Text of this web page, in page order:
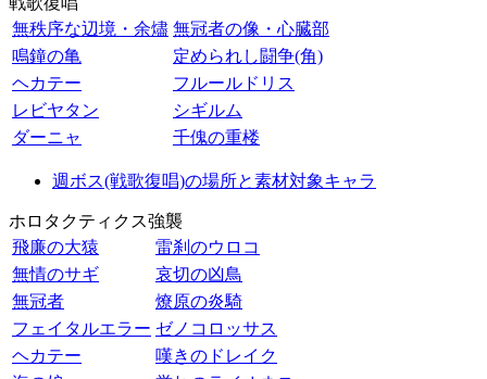
無秩序な辺境・余燼 無冠者の像・心臓部
鳴鐘の亀
定められし闘争(角)
ヘカテー
フルールドリス
レビヤタン
シギルム
ダーニャ
千傀の重楼
週ボス(戦歌復唱)の場所と素材対象キャラ
ホロタクティクス強襲
飛廉の大猿
雷刹のウロコ
無情のサギ
哀切の凶鳥
無冠者
燎原の炎騎
フェイタルエラー ゼノコロッサス
ヘカテー
嘆きのドレイク